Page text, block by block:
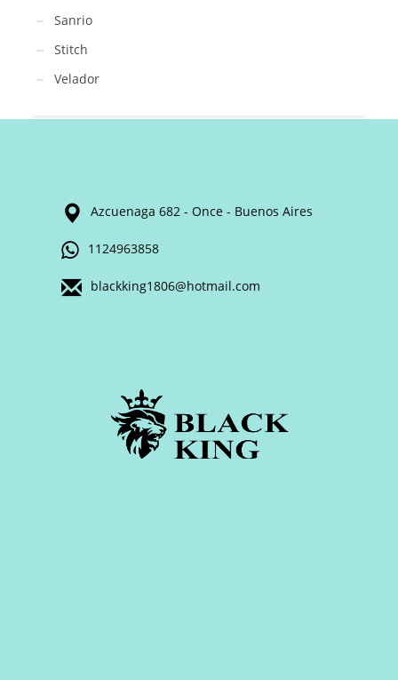
Sanrio
Stitch
Velador
Azcuenaga 682 - Once - Buenos Aires
1124963858
blackking1806@hotmail.com